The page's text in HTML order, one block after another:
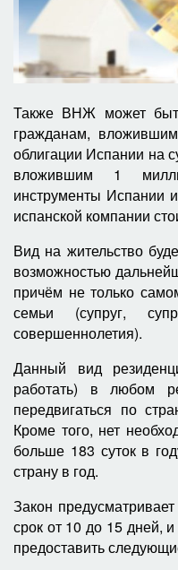
Также ВНЖ может
гражданам,
облигации Испании на
вложившим 1
инструменты Испании
испанской компании
Вид на жительство
возможностью
причём не только
семьи (супруг,
совершеннолетия).
Данный вид
работать) в любом
передвигаться по
Кроме того, нет
больше 183 суток в
страну в год.
Закон
срок от 10 до 15 дней,
предоставить